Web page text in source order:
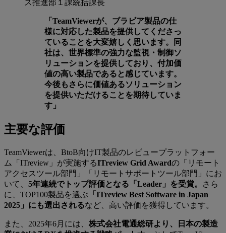
ス推進部１課統括課長
「TeamViewerが、ブラビア製品の仕
様に対応した製品を提供してくださっ
ていることを大変嬉しく思います。同
社は、世界標準の強力な監視・制御ソ
リューションを提供しており、付加価
値の高い製品であると感じています。
今後もさらに価値あるソリューション
を提供いただけることを期待していま
す」
主要な評価
TeamViewerは、BtoB向けIT製品のレビュープラットフォー
ム「ITreview」が実施するITreview Grid Awardの「リモート
アクセスツール部門」「リモートサポートツール部門」にお
いて、 5年連続でトップ評価となる「Leader」を受賞。
さら
に、TOP100製品を選ぶ 「ITreview Best Software in Japan
2025」にも選出されるなど、高い評価を獲得しています。
また、2025年6月には、 株式会社電通総研より、日本の製造